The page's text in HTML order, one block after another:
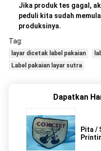
Jika produk tes gagal,
peduli kita sudah
produksinya.
Tag:
layar dicetak label pakaian
Label pakaian layar sutra
Dapatkan
Pita /